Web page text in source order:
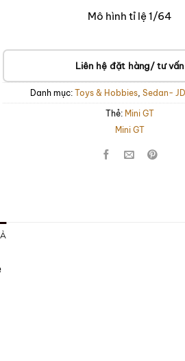
Mô hình tỉ lệ 1/64
Liên hệ đặt hàng/ tư vấn
Danh mục:Toys & Hobbies,Sedan-
Thẻ: Mini GT
Mini GT